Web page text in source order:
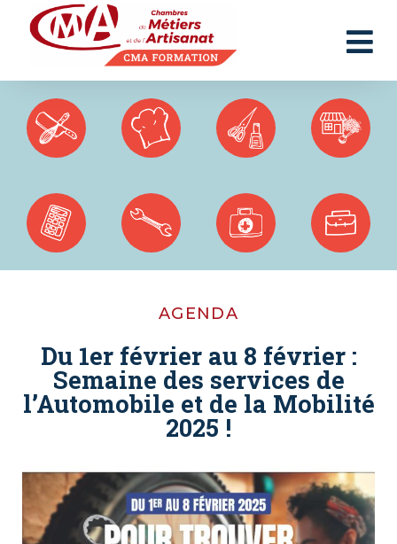
AGENDA
Du 1er février au 8 février :
Semaine des services de
l’Automobile et de la Mobilité
2025 !
Panneau de gestion des cookies